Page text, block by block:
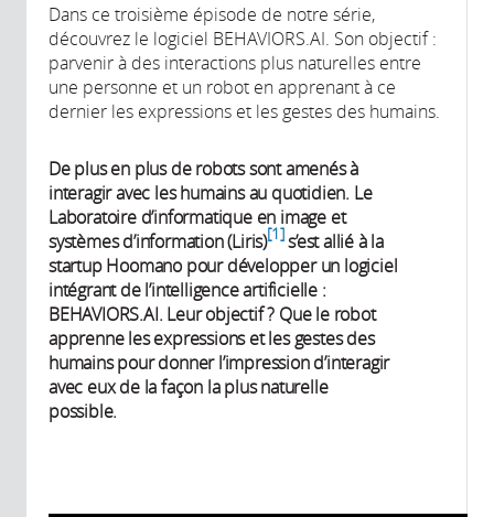
Dans ce troisième épisode de notre série,
découvrez le logiciel BEHAVIORS.AI. Son objectif :
parvenir à des interactions plus naturelles entre
une personne et un robot en apprenant à ce
dernier les expressions et les gestes des humains.
De plus en plus de robots sont amenés à
interagir avec les humains au quotidien. Le
Laboratoire d’informatique en image et
systèmes d’information (Liris) 1 s’est allié à la
startup Hoomano pour développer un logiciel
intégrant de l’intelligence artificielle :
BEHAVIORS.AI. Leur objectif ? Que le robot
apprenne les expressions et les gestes des
humains pour donner l’impression d’interagir
avec eux de la façon la plus naturelle
possible.